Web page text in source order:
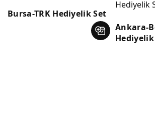
Bursa-TRK Hediyelik Set
Ankara-
Hediyelik